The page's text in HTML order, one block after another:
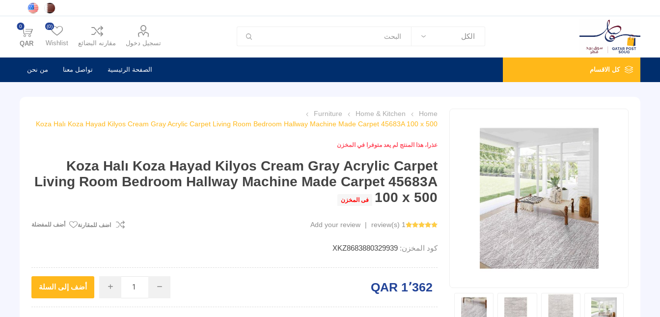
تسجيل دخول مقارنه البضائع Wishlist
(0)
0
QAR
كل الاقسام الصفحة الرئيسية تواصل معنا من نحن
Home
Home & Kitchen
Furniture
Koza Halı Koza Hayad Kilyos Cream Gray Acrylic Carpet Living Room Bedroom Hallway Machine Made Carpet 45683A 100 x 500
عذرا، هذا المنتج لم يعد متوفرا في المخزن
Koza Halı Koza Hayad Kilyos Cream Gray Acrylic Carpet
Living Room Bedroom Hallway Machine Made Carpet 45683A
100 x 500
فى المخزن
1 review(s)
|
Add your review اضف للمقارنة أضف للمفضلة
كود المخزن: XKZ8683880329939
QAR 1٬362 i h أضف إلى السلة